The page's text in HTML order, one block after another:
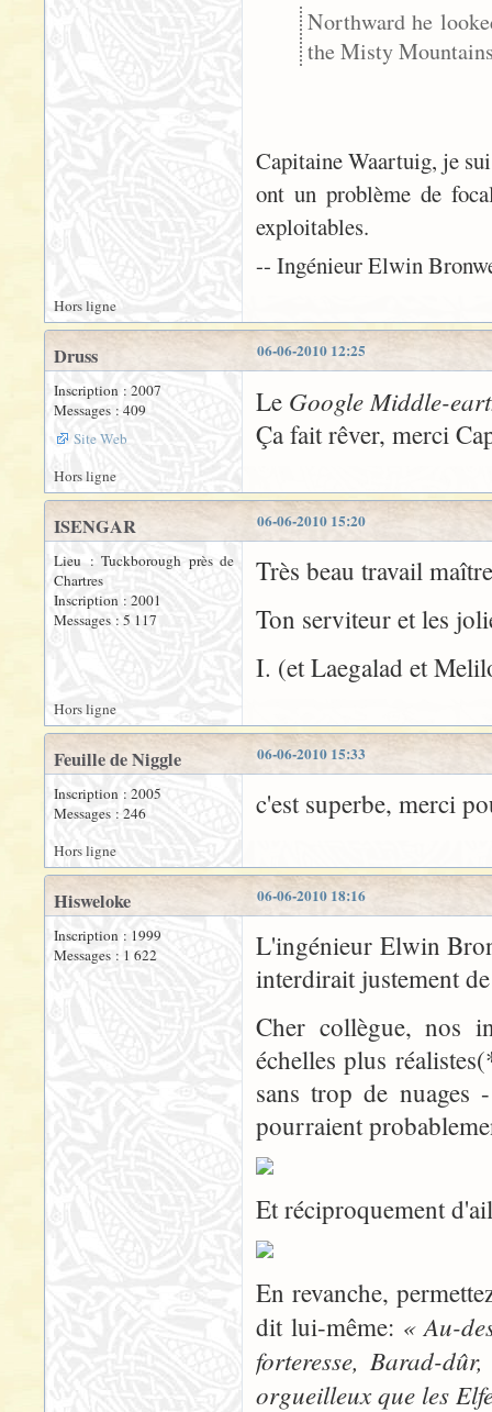
Northward he
the Misty
Capitaine Waartuig, je
ont un problème de
exploitables.
-- Ingénieur Elwin
Hors ligne
06-06-2010 12:25
Druss
Inscription : 2007
Messages : 409
Site Web
Le Google Middle-
Ça fait rêver, merci
Hors ligne
06-06-2010 15:20
ISENGAR
Lieu : Tuckborough près de
Chartres
Inscription : 2001
Messages : 5 117
Très beau travail
Ton serviteur et les
I. (et Laegalad et
Hors ligne
06-06-2010 15:33
Feuille de Niggle
Inscription : 2005
Messages : 246
c'est superbe, merci
Hors ligne
06-06-2010 18:16
Hisweloke
Inscription : 1999
Messages : 1 622
L'ingénieur Elwin
interdirait justement
Cher collègue, nos
échelles plus
sans trop de nuages
pourraient
Et réciproquement
En revanche,
dit lui-même: « Au-
forteresse, Barad-
orgueilleux que les